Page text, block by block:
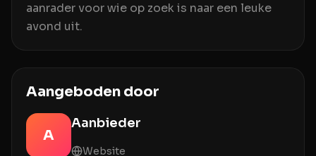
aanrader voor wie op zoek is naar een leuke
avond uit.
Aangeboden door
A
Aanbieder
Website